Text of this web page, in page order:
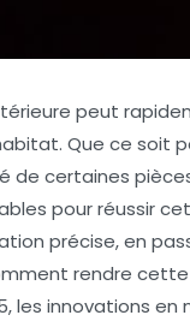
peut
Que ce soit
de certaines
pour réussir
précise, en
rendre
les innovations